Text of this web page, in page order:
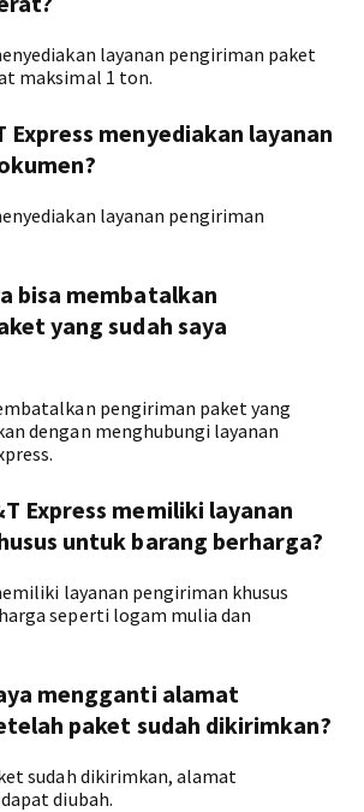
layanan pengiriman paket
maksimal 1 ton.
Express menyediakan layanan
layanan pengiriman
bisa membatalkan
yang sudah saya
pengiriman paket yang
dengan menghubungi layanan
Express memiliki layanan
untuk barang berharga?
layanan pengiriman khusus
seperti logam mulia dan
mengganti alamat
paket sudah dikirimkan?
sudah dikirimkan, alamat
diubah.